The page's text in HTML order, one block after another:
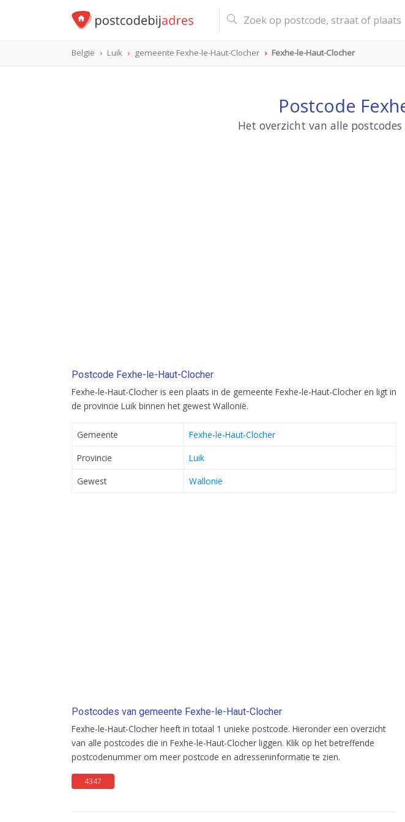
België Luik gemeente Fexhe-le-Haut-Clocher Fexhe-le-Haut-Clocher
Postcode
Het overzicht van alle
Postcode Fexhe-le-Haut-Clocher
Fexhe-le-Haut-Clocher is een plaats in de gemeente Fexhe-le-Haut-Clocher en ligt in
de provincie Luik binnen het gewest Wallonië.
Gemeente
Fexhe-le-Haut-Clocher
Provincie
Luik
Gewest
Wallonië
Postcodes van gemeente Fexhe-le-Haut-Clocher
Fexhe-le-Haut-Clocher heeft in totaal 1 unieke postcode. Hieronder een overzicht
van alle postcodes die in Fexhe-le-Haut-Clocher liggen. Klik op het betreffende
postcodenummer om meer postcode en adresseninformatie te zien.
4347